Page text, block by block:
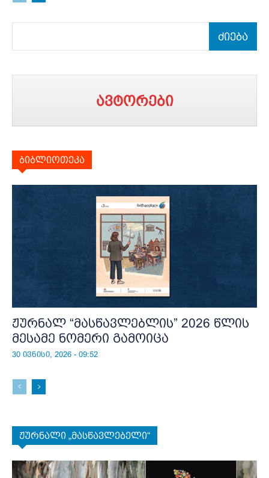
ძიება
ავტორები
ბიბლიოთეკა
ჟურნალ “მასწავლებლის” 2026 წლის
მესამე ნომერი გამოიცა
30 ივნისი, 2026 - 09:52
ჟურნალი „მასწავლებელი“